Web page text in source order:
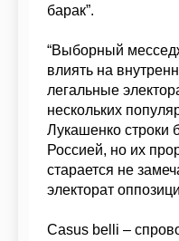
барак”.
“Выборный
влиять на
легальные
нескольких
Лукашенко строки
Россией, но их
старается не
электорат
Casus belli –